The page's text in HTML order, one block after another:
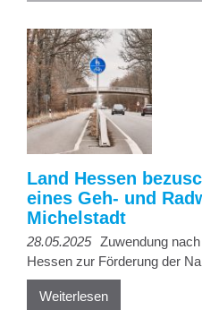
Land Hessen
eines Geh- und
Michelstadt
28.05.2025 Zuwendung
Hessen zur Förderung der
Weiterlesen